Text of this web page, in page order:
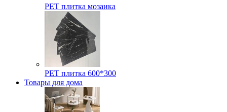
РЕТ плитка мозаика
РЕТ плитка 600*300
Товары для дома